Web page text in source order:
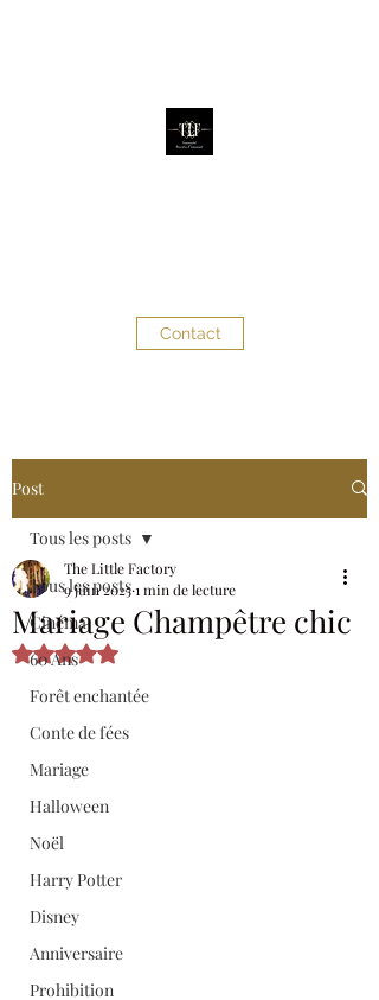
Contact
Post
Tous les posts
Cinéma
60 Ans
Forêt enchantée
Conte de fées
Mariage
Halloween
Noël
Harry Potter
Disney
Anniversaire
Prohibition
Tous les posts
Mariage Champêtre chic
The Little Factory
9 juin 20251 min de lecture
Noté NaN étoiles sur 5.